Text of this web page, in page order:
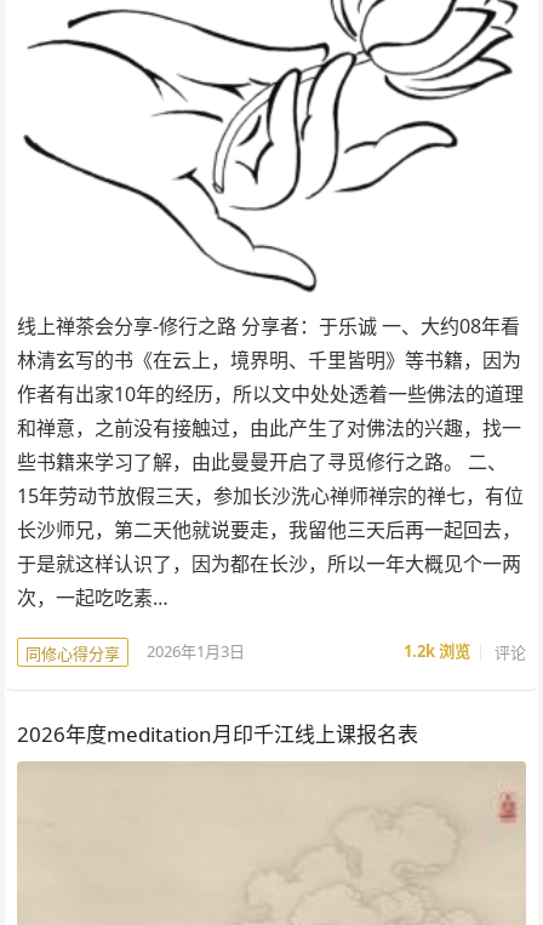
线上禅茶会分享-修行之路 分享者：于乐诚 一、大约08年看
林清玄写的书《在云上，境界明、千里皆明》等书籍，因为
作者有出家10年的经历，所以文中处处透着一些佛法的道理
和禅意，之前没有接触过，由此产生了对佛法的兴趣，找一
些书籍来学习了解，由此曼曼开启了寻觅修行之路。 二、
15年劳动节放假三天，参加长沙洗心禅师禅宗的禅七，有位
长沙师兄，第二天他就说要走，我留他三天后再一起回去，
于是就这样认识了，因为都在长沙，所以一年大概见个一两
次，一起吃吃素…
同修心得分享 2026年1月3日 1.2k浏览 评论
2026年度meditation月印千江线上课报名表